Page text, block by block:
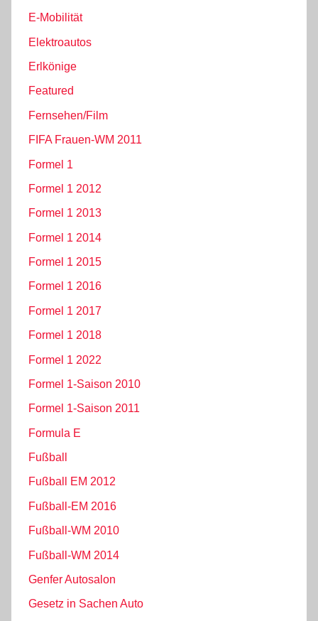
E-Mobilität
Elektroautos
Erlkönige
Featured
Fernsehen/Film
FIFA Frauen-WM 2011
Formel 1
Formel 1 2012
Formel 1 2013
Formel 1 2014
Formel 1 2015
Formel 1 2016
Formel 1 2017
Formel 1 2018
Formel 1 2022
Formel 1-Saison 2010
Formel 1-Saison 2011
Formula E
Fußball
Fußball EM 2012
Fußball-EM 2016
Fußball-WM 2010
Fußball-WM 2014
Genfer Autosalon
Gesetz in Sachen Auto